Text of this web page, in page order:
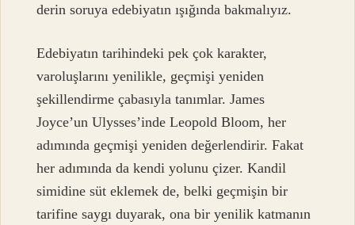
derin soruya edebiyatın ışığında bakmalıyız.
Edebiyatın tarihindeki pek çok karakter,
varoluşlarını yenilikle, geçmişi yeniden
şekillendirme çabasıyla tanımlar. James
Joyce’un Ulysses’inde Leopold Bloom, her
adımında geçmişi yeniden değerlendirir. Fakat
her adımında da kendi yolunu çizer. Kandil
simidine süt eklemek de, belki geçmişin bir
tarifine saygı duyarak, ona bir yenilik katmanın